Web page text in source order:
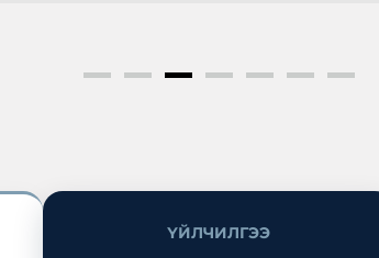
ҮЙЛЧИЛГЭЭ